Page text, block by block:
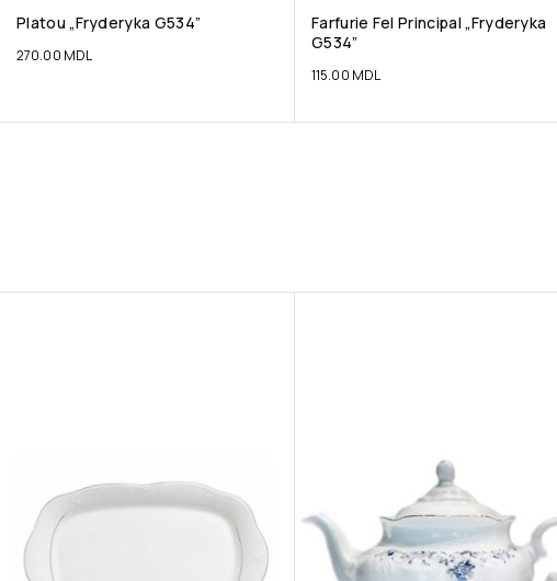
Platou „Fryderyka G534”
270.00 MDL
Farfurie Fel Principal „Fryderyka
G534”
115.00 MDL